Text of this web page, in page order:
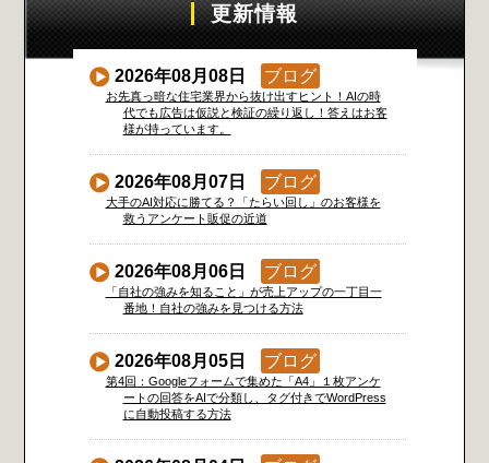
更新情報
2026年08月08日 ブログ
お先真っ暗な住宅業界から抜け出すヒント！AIの時
代でも広告は仮説と検証の繰り返し！答えはお客
様が持っています。
2026年08月07日 ブログ
大手のAI対応に勝てる？「たらい回し」のお客様を
救うアンケート販促の近道
2026年08月06日 ブログ
「自社の強みを知ること」が売上アップの一丁目一
番地！自社の強みを見つける方法
2026年08月05日 ブログ
第4回：Googleフォームで集めた「A4」１枚アンケ
ートの回答をAIで分類し、タグ付きでWordPress
に自動投稿する方法